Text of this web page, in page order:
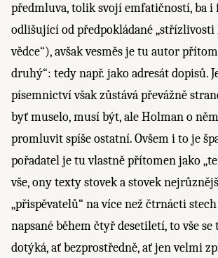
předmluva, tolik svojí emfatičností, ba i
odlišující od předpokládané
vědce“), avšak vesměs je tu autor
druhý“: tedy např. jako adresát dopisů.
písemnictví však zůstává převážně
byť muselo, musí být, ale Holman o
promluvit spíše ostatní. Ovšem i to je
pořadatel je tu vlastně přítomen jako
vše, ony texty stovek a stovek
„přispěvatelů“ na více než čtrnácti
napsané během čtyř desetiletí, to vše se
dotýká, ať bezprostředně, ať jen velmi